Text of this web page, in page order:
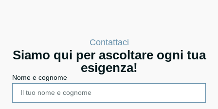
Contattaci
Siamo qui per ascoltare ogni tua
esigenza!
Nome e cognome